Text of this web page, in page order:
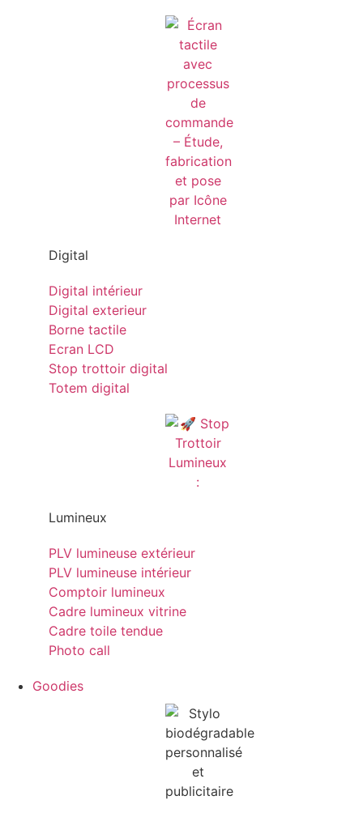
Digital
Digital intérieur
Digital exterieur
Borne tactile
Ecran LCD
Stop trottoir digital
Totem digital
Lumineux
PLV lumineuse extérieur
PLV lumineuse intérieur
Comptoir lumineux
Cadre lumineux vitrine
Cadre toile tendue
Photo call
Goodies